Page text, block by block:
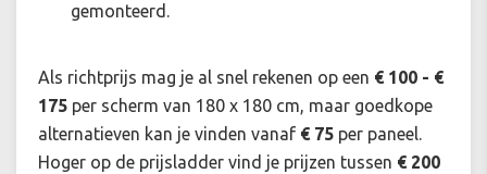
gemonteerd.
Als richtprijs mag je al snel rekenen op een € 100 - €
175 per scherm van 180 x 180 cm, maar goedkope
alternatieven kan je vinden vanaf € 75 per paneel.
Hoger op de prijsladder vind je prijzen tussen € 200